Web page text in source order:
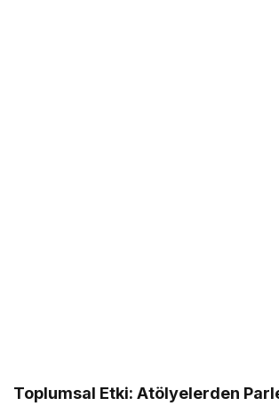
Toplumsal Etki: Atölyelerden